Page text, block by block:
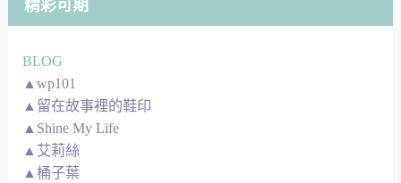
精彩可期
BLOG
▲wp101
▲留在故事裡的鞋印
▲Shine My Life
▲艾莉絲
▲桶子葉